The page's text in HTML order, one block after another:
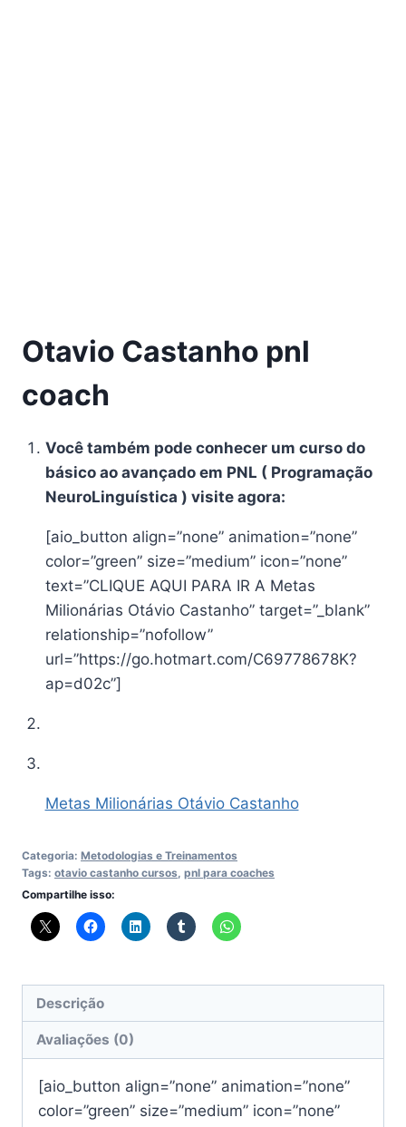
Otavio Castanho pnl
coach
Você também pode conhecer um curso do
básico ao avançado em PNL ( Programação
NeuroLinguística ) visite agora:
[aio_button align=”none” animation=”none”
color=”green” size=”medium” icon=”none”
text=”CLIQUE AQUI PARA IR A Metas
Milionárias Otávio Castanho” target=”_blank”
relationship=”nofollow”
url=”https://go.hotmart.com/C69778678K?
ap=d02c”]
Metas Milionárias Otávio Castanho
Categoria: Metodologias e Treinamentos
Tags: otavio castanho cursos, pnl para coaches
Compartilhe isso:
Descrição
Avaliações (0)
[aio_button align=”none” animation=”none”
color=”green” size=”medium” icon=”none”